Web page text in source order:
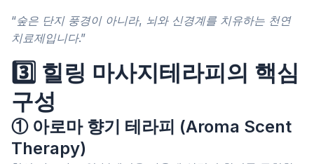
“숲은 단지 풍경이 아니라, 뇌와 신경계를 치유하는 천연
치료제입니다.”
3️⃣ 힐링 마사지테라피의 핵심
구성
① 아로마 향기 테라피 (Aroma Scent
Therapy)